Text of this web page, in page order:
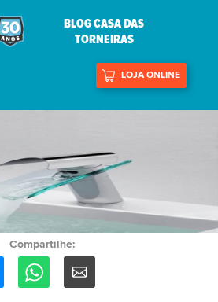
BLOG CASA DAS
TORNEIRAS
LOJA ONLINE
Compartilhe: